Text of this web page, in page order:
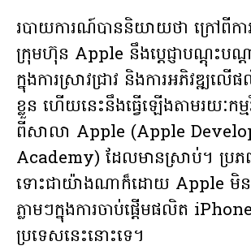
របាយការណ៍បាននិយាយថា ក្រៅពីកា
ក្រុមហ៊ុន Apple នឹងប្តេជ្ញាបណ្តុះបណ្
ក្នុងការស្រាវជ្រាវ និងការអភិវឌ្ឍ
ខ្លួន ហើយនេះនឹងធ្វើឡើងតាមរយៈកម្
ពីសាលា Apple (Apple
Academy) ដែលមានស្រាប់។ ប្រភ
ទោះជាយ៉ាងណាក៏ដោយ Apple មិន
ភ្លាមៗក្នុងការចាប់ផ្តើមផលិត
ប្រទេសនេះនោះទេ។